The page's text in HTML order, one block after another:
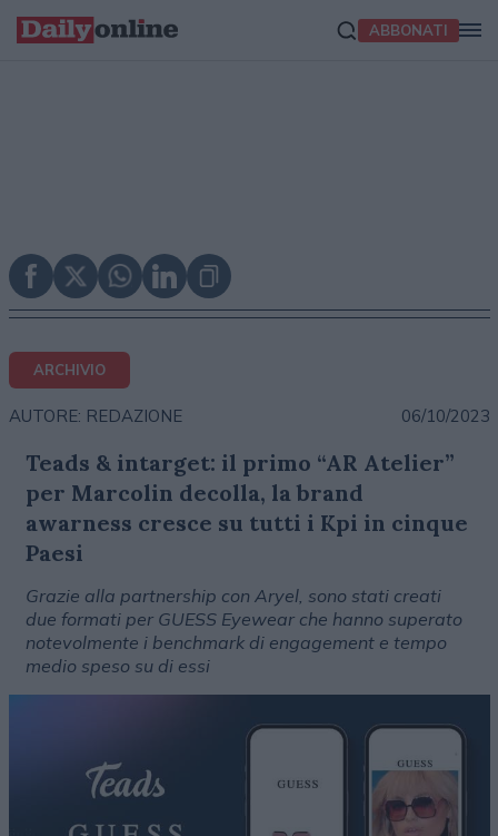
ABBONATI
ARCHIVIO
AUTORE: REDAZIONE 06/10/2023
Teads & intarget: il primo “AR Atelier”
per Marcolin decolla, la brand
awarness cresce su tutti i Kpi in cinque
Paesi
Grazie alla partnership con Aryel, sono stati creati
due formati per GUESS Eyewear che hanno superato
notevolmente i benchmark di engagement e tempo
medio speso su di essi